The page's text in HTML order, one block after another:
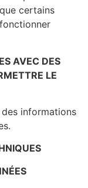
certains
AVEC DES
LE
des informations